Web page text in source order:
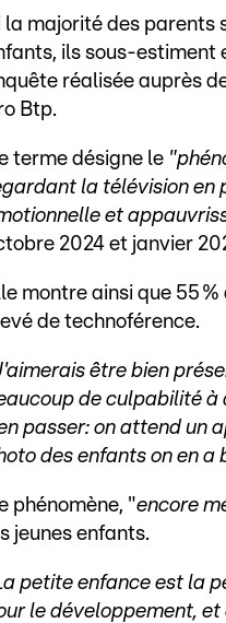
la majorité des parents
ils sous-estiment
réalisée auprès
Btp.
terme désigne le
la télévision en
et
2024 et janvier
montre ainsi que 55
de technoférence.
être bien
de culpabilité à
passer: on attend un
des enfants on en a
phénomène, "encore
jeunes enfants.
petite enfance est la
le développement,